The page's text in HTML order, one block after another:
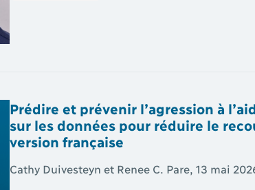
Prédire et prévenir l’agression à
sur les données pour réduire le
version française
Cathy Duivesteyn et Renee C. Pare, 13 mai